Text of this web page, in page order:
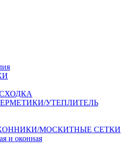
УТЕПЛИТЕЛЬ
МОСКИТНЫЕ СЕТКИ
и оконная